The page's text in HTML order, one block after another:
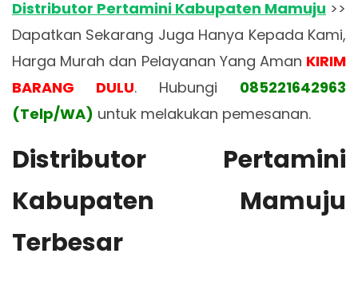
Distributor Pertamini Kabupaten Mamuju >>
Dapatkan Sekarang Juga Hanya Kepada Kami,
Harga Murah dan Pelayanan Yang Aman KIRIM
BARANG DULU. Hubungi 085221642963
(Telp/WA) untuk melakukan pemesanan.
Distributor Pertamini
Kabupaten Mamuju
Terbesar